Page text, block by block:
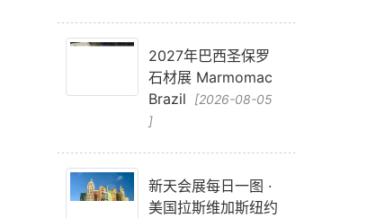
2027年巴西圣保罗
石材展 Marmomac
Brazil
[2026-08-05
]
新天会展每日一图 ·
美国拉斯维加斯纽约